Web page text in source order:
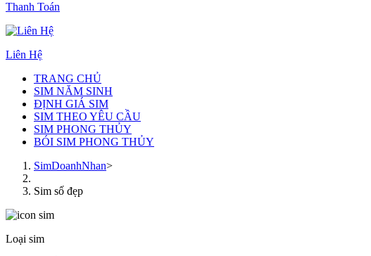
Thanh Toán
Liên Hệ
TRANG CHỦ
SIM NĂM SINH
ĐỊNH GIÁ SIM
SIM THEO YÊU CẦU
SIM PHONG THỦY
BÓI SIM PHONG THỦY
SimDoanhNhan>
Sim số đẹp
Loại sim